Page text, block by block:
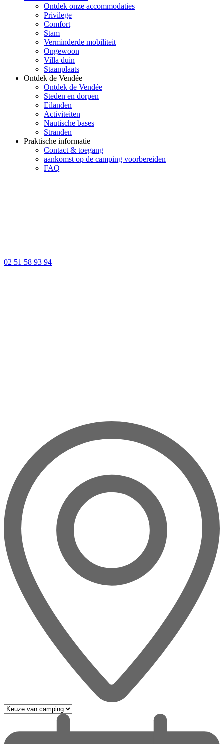
Ontdek onze accommodaties
Privilege
Comfort
Stam
Verminderde mobiliteit
Ongewoon
Villa duin
Staanplaats
Ontdek de Vendée
Ontdek de Vendée
Steden en dorpen
Eilanden
Activiteiten
Nautische bases
Stranden
Praktische informatie
Contact & toegang
aankomst op de camping voorbereiden
FAQ
02 51 58 93 94